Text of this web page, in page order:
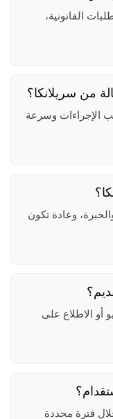
القانونية،
من سريلانكا؟
بين 20 إلى 50 يوم حسب الإجراءات وسرعة
وعادة تكون
أو الاطلاع على
فترة محددة